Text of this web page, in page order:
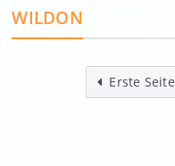
WILDON
Erste Seite